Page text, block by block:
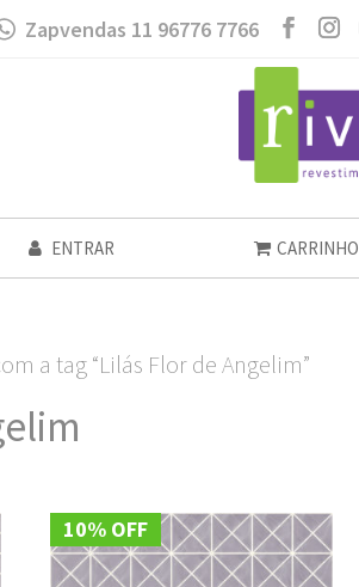
Zapvendas 11 96776 7766
ENTRAR CARRINHO
a tag “Lilás Flor de Angelim”
10% OFF